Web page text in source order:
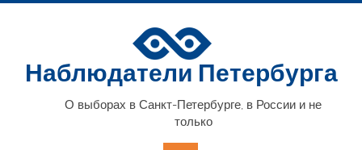
Наблюдатели Петербурга
О выборах в Санкт-Петербурге, в России и не
только